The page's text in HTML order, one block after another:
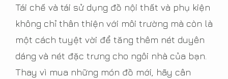
Tái chế và tái sử dụng đồ nội thất và phụ kiện
không chỉ thân thiện với môi trường mà còn là
một cách tuyệt vời để tăng thêm nét duyên
dáng và nét đặc trưng cho ngôi nhà của bạn.
Thay vì mua những món đồ mới, hãy cân